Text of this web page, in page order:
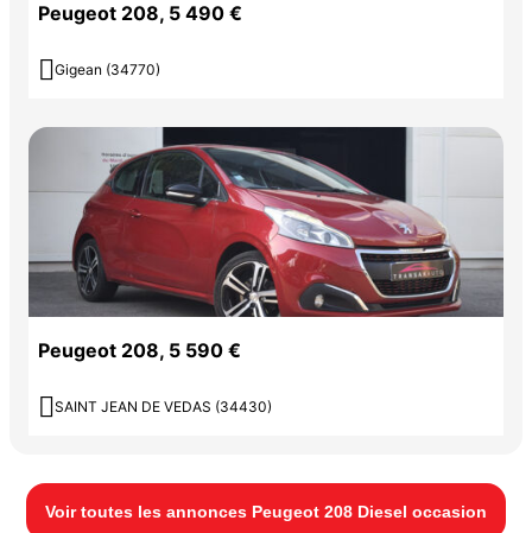
Peugeot 208, 5 490 €
 Gigean (34770)
Peugeot 208, 5 590 €
 SAINT JEAN DE VEDAS (34430)
Voir toutes les annonces Peugeot 208 Diesel occasion